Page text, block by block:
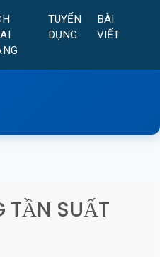
TUYỂN
DỤNG
BÀI
VIẾT
TẦN SUẤT